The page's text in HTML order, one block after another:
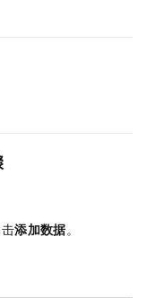
击添加数据。